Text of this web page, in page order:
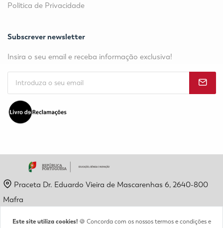
Política de Privacidade
Subscrever newsletter
Insira o seu email e receba informação exclusiva!
Praceta Dr. Eduardo Vieira de Mascarenhas 6, 2640-800
Mafra
Este site utiliza cookies!🍪 Concorda com os nossos termos e condições e